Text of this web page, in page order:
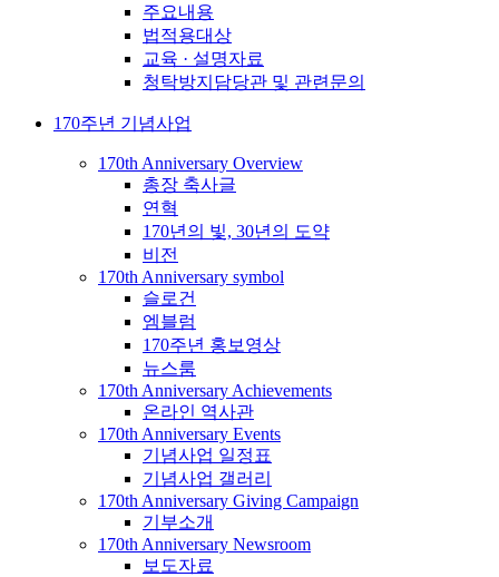
주요내용
법적용대상
교육 · 설명자료
청탁방지담당관 및 관련문의
170주년 기념사업
170th Anniversary Overview
총장 축사글
연혁
170년의 빛, 30년의 도약
비전
170th Anniversary symbol
슬로건
엠블럼
170주년 홍보영상
뉴스룸
170th Anniversary Achievements
온라인 역사관
170th Anniversary Events
기념사업 일정표
기념사업 갤러리
170th Anniversary Giving Campaign
기부소개
170th Anniversary Newsroom
보도자료